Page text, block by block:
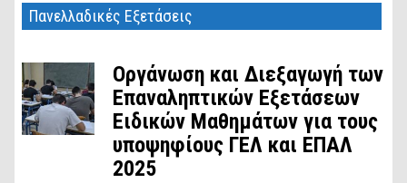
Πανελλαδικές Εξετάσεις
Οργάνωση και Διεξαγωγή των
Επαναληπτικών Εξετάσεων
Ειδικών Μαθημάτων για τους
υποψηφίους ΓΕΛ και ΕΠΑΛ
2025